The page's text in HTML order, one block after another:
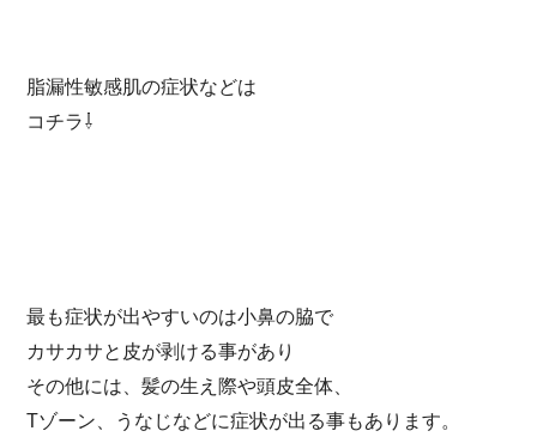
脂漏性敏感肌の症状などは
コチラ⇩
最も症状が出やすいのは小鼻の脇で
カサカサと皮が剥ける事があり
その他には、髪の生え際や頭皮全体、
Tゾーン、うなじなどに症状が出る事もあります。